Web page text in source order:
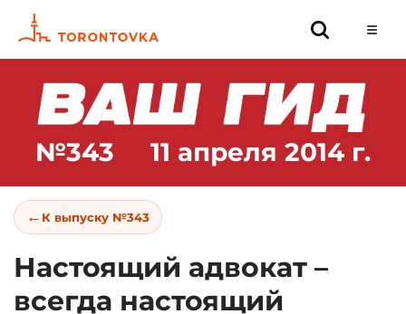
№343 11 апреля 2014 г.
← К выпуску №343
Настоящий адвокат –
всегда настоящий